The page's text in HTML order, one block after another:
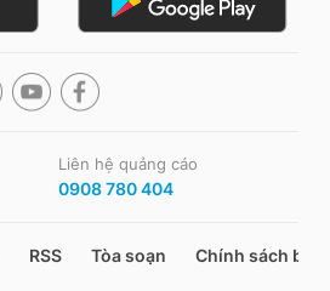
Liên hệ quảng cáo
0908 780 404
RSS Tòa soạn Chính sách bảo